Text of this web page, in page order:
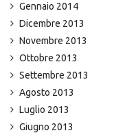
Gennaio 2014
Dicembre 2013
Novembre 2013
Ottobre 2013
Settembre 2013
Agosto 2013
Luglio 2013
Giugno 2013